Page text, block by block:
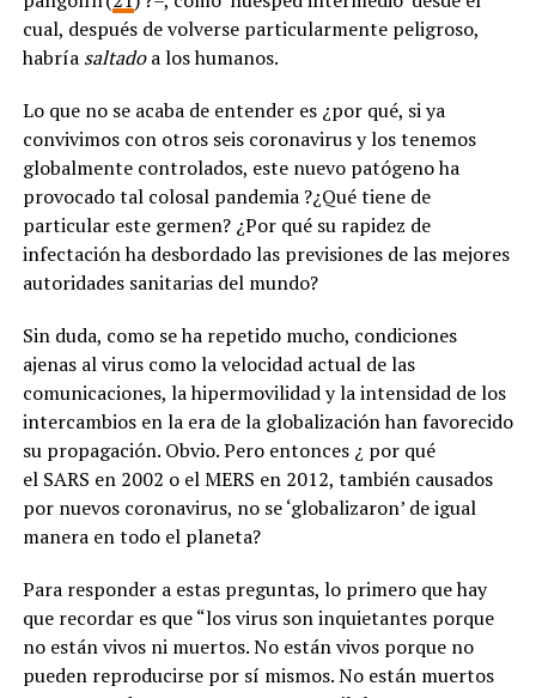
cual, después de volverse particularmente peligroso,
habría saltadoa los humanos.
Lo que no se acaba de entender es ¿por qué, si ya
convivimos con otros seis coronavirus y los tenemos
globalmente controlados, este nuevo patógeno ha
provocado tal colosal pandemia ?¿Qué tiene de
particular este germen? ¿Por qué su rapidez de
infectación ha desbordado las previsiones de las mejores
autoridades sanitarias del mundo?
Sin duda, como se ha repetido mucho, condiciones
ajenas al virus como la velocidad actual de las
comunicaciones, la hipermovilidad y la intensidad de los
intercambios en la era de la globalización han favorecido
su propagación. Obvio. Pero entonces ¿ por qué
el SARS en 2002 o el MERS en 2012, también causados
por nuevos coronavirus, no se ‘globalizaron’ de igual
manera en todo el planeta?
Para responder a estas preguntas, lo primero que hay
que recordar es que “los virus son inquietantes porque
no están vivos ni muertos. No están vivos porque no
pueden reproducirse por sí mismos. No están muertos